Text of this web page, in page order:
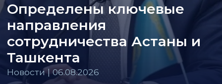
Определены ключевые
направления
сотрудничества Астаны и
Ташкента
Новости | 06.08.2026